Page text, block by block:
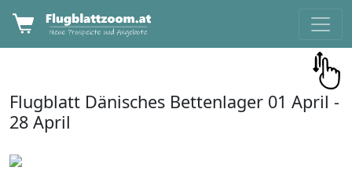
Flugblatt Dänisches Bettenlager 01 April -
28 April